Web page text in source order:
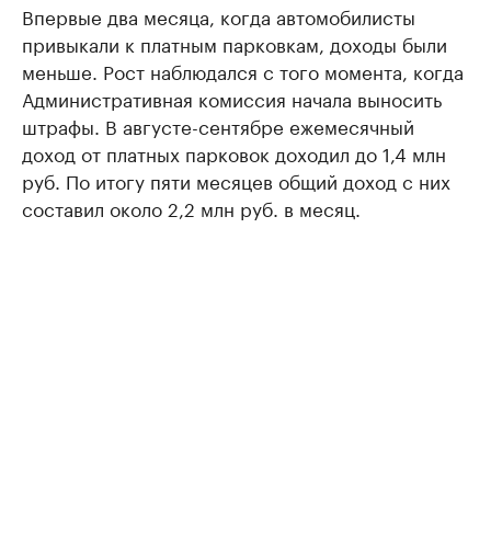
Впервые два месяца, когда автомобилисты
привыкали к платным парковкам, доходы были
меньше. Рост наблюдался с того момента, когда
Административная комиссия начала выносить
штрафы. В августе-сентябре ежемесячный
доход от платных парковок доходил до 1,4 млн
руб. По итогу пяти месяцев общий доход с них
составил около 2,2 млн руб. в месяц.